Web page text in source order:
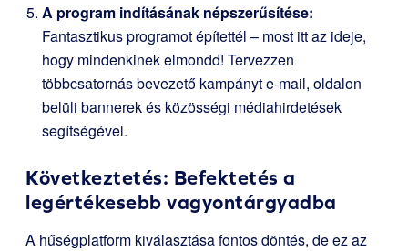
A program indításának népszerűsítése:
Fantasztikus programot építettél – most itt az ideje,
hogy mindenkinek elmondd! Tervezzen
többcsatornás bevezető kampányt e-mail, oldalon
belüli bannerek és közösségi médiahirdetések
segítségével.
Következtetés: Befektetés a
legértékesebb vagyontárgyadba
A hűségplatform kiválasztása fontos döntés, de ez az